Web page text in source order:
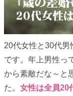
20代女性と30代男
です。年上男性っ
から素敵だな～と
た。 女性は全員20